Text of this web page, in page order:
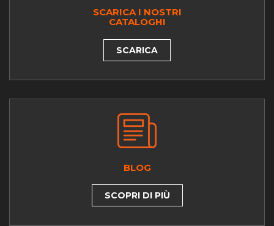
SCARICA I NOSTRI
CATALOGHI
SCARICA
BLOG
SCOPRI DI PIÙ